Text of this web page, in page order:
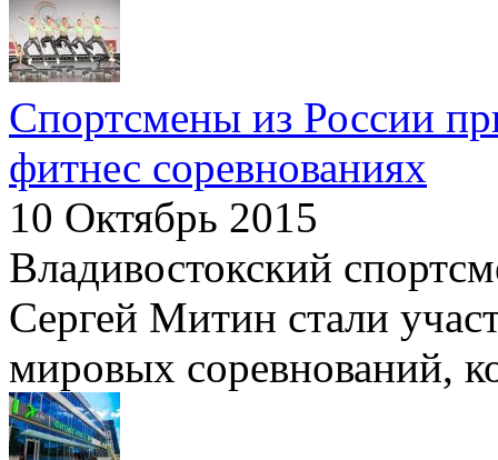
Спортсмены из России
фитнес соревнованиях
10 Октябрь 2015
Владивостокский
Сергей Митин стали
мировых соревнований,